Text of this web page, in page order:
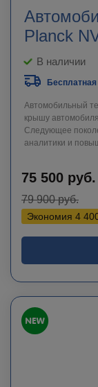
Planck
В наличии
Автомобильный
крышу
Следующее
аналитики и
75 500 руб.
79 900руб.
Экономия 4